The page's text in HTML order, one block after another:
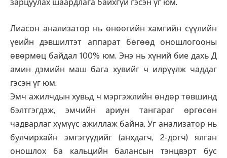
зарцуулах шаардлага байхгүй гэсэн үг юм.
Лиасон анализатор нь өнөөгийн хамгийн сүүлийн
үеийн дэвшилтэт аппарат бөгөөд оношлогооны
өвөрмөц байдал 100% юм. Энэ нь хүний бие дахь Д
амин дэмийн маш бага хувийг ч илрүүлж чаддаг
гэсэн үг юм.
Эмч ажилчдын хувьд ч мэргэжлийн өндөр төвшинд
бэлтгэгдэж, эмчийн ариун тангараг өргөсөн
чадварлаг хүмүүс ажиллаж байна. Уг анализатор нь
булчирхайн эмгэгүүдийг (анхдагч, 2-догч) ялган
оношлох ба кальцийн балансын тэнцвэрт бус